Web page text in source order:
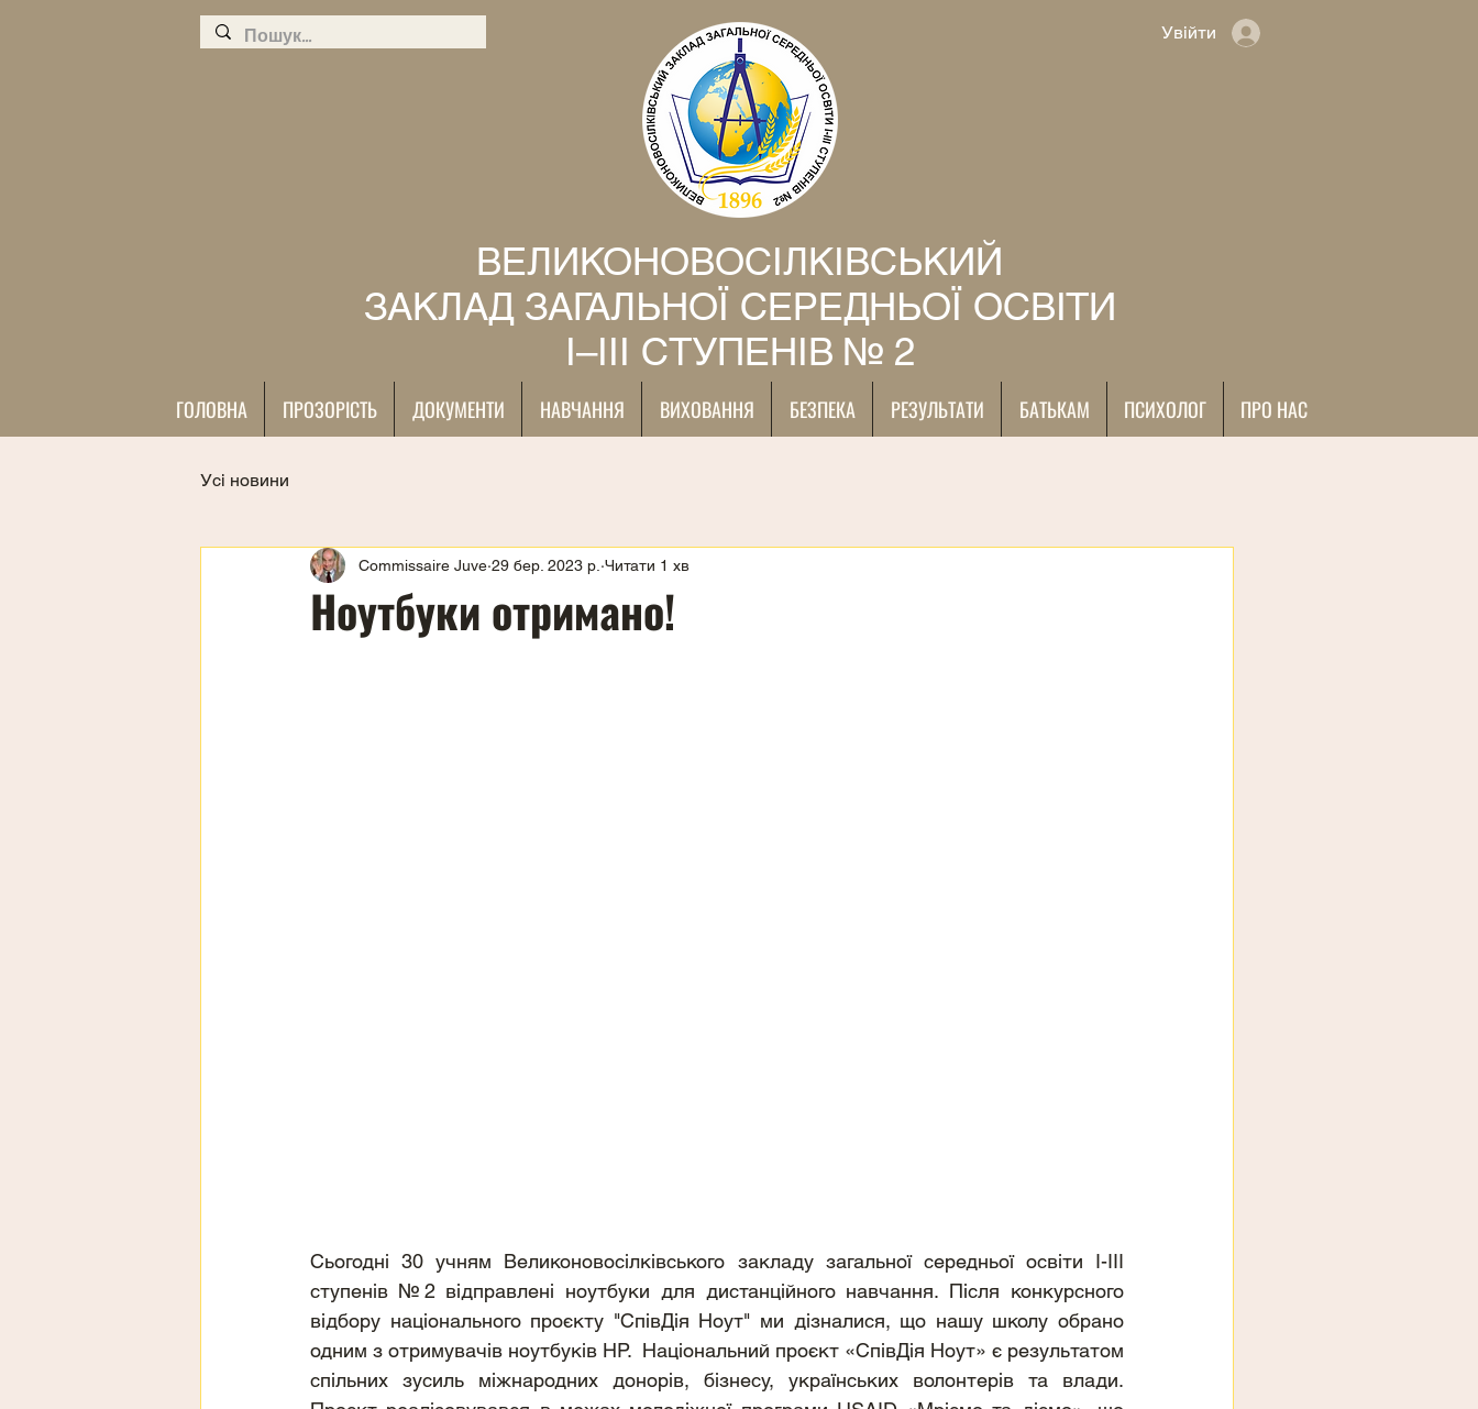
Увійти
ВЕЛИКОНОВОСІЛКІВСЬКИЙ
ЗАКЛАД ЗАГАЛЬНОЇ СЕРЕДНЬОЇ ОСВІТИ
І–ІІІ СТУПЕНІВ № 2
ГОЛОВНА ПРОЗОРІСТЬ ДОКУМЕНТИ НАВЧАННЯ ВИХОВАННЯ БЕЗПЕКА РЕЗУЛЬТАТИ БАТЬКАМ ПСИХОЛОГ ПРО НАС
Усі новини
Ноутбуки отримано!
Commissaire Juve 29 бер. 2023 р. Читати 1 хв
Сьогодні 30 учням Великоновосілківського закладу загальної середньої освіти І-ІІІ
ступенів №2 відправлені ноутбуки для дистанційного навчання. Після конкурсного
відбору національного проєкту "СпівДія Ноут" ми дізналися, що нашу школу обрано
одним з отримувачів ноутбуків HP.  Національний проєкт «СпівДія Ноут» є результатом
спільних зусиль міжнародних донорів, бізнесу, українських волонтерів та влади.